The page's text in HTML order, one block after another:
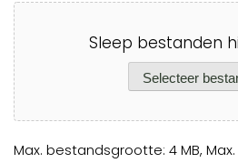
Sleep bestanden
Selecteer
Max. bestandsgrootte: 4 MB,